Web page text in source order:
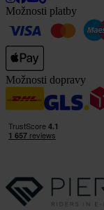
Možnosti platby
Možnosti dopravy